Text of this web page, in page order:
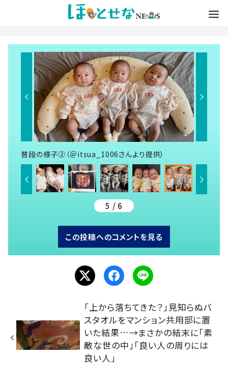
普段の様子②（＠itsua_1006さんより提供）
5 / 6
この投稿へのコメントを見る
「上から落ちてきた？」見知らぬバ
スタオルをマンション共用部に置
いた結果…→まさかの結末に「素
敵な世の中」「良い人の周りには
良い人」